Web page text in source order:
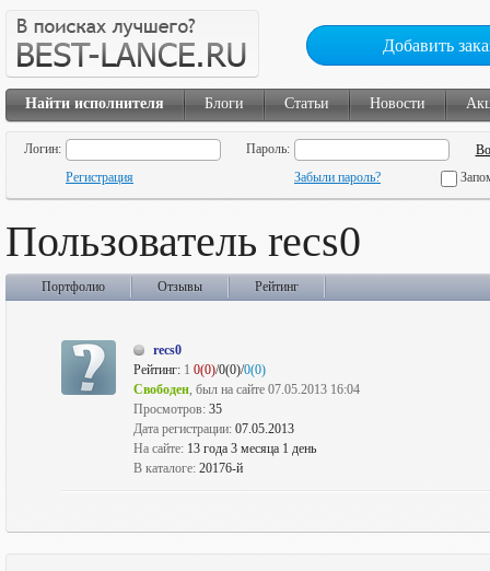
Добавить
Найти исполнителя Блоги Статьи Новости
Логин:
Пароль:
Регистрация
Забыли пароль?
Пользователь recs0
Портфолио Отзывы Рейтинг
recs0
Рейтинг: 1 0(0)/0(0)/0(0)
Свободен, был на сайте 07.05.2013 16:04
Просмотров: 35
Дата регистрации: 07.05.2013
На сайте: 13 года 3 месяца 1 день
В каталоге: 20176-й